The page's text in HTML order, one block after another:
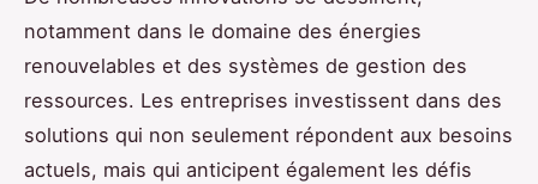
notamment dans le domaine des énergies
renouvelables et des systèmes de gestion des
ressources. Les entreprises investissent dans des
solutions qui non seulement répondent aux besoins
actuels, mais qui anticipent également les défis